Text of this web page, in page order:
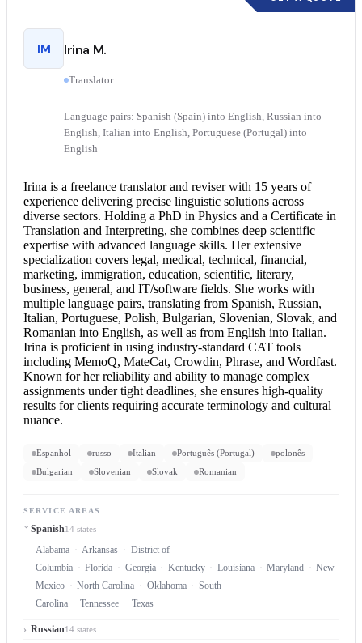
IM Irina M.
Translator
Language pairs: Spanish (Spain) into English, Russian into
English, Italian into English, Portuguese (Portugal) into
English
Irina is a freelance translator and reviser with 15 years of
experience delivering precise linguistic solutions across
diverse sectors. Holding a PhD in Physics and a Certificate in
Translation and Interpreting, she combines deep scientific
expertise with advanced language skills. Her extensive
specialization covers legal, medical, technical, financial,
marketing, immigration, education, scientific, literary,
business, general, and IT/software fields. She works with
multiple language pairs, translating from Spanish, Russian,
Italian, Portuguese, Polish, Bulgarian, Slovenian, Slovak, and
Romanian into English, as well as from English into Italian.
Irina is proficient in using industry-standard CAT tools
including MemoQ, MateCat, Crowdin, Phrase, and Wordfast.
Known for her reliability and ability to manage complex
assignments under tight deadlines, she ensures high-quality
results for clients requiring accurate terminology and cultural
nuance.
Espanhol russo Italian Português (Portugal)
polonês
Bulgarian
Slovenian Slovak Romanian
SERVICE AREAS
Spanish14 states
Alabama Arkansas
District of
Columbia
Florida Georgia Kentucky Louisiana Maryland
New
Mexico
North Carolina Oklahoma
South
Carolina
Tennessee Texas
Russian14 states